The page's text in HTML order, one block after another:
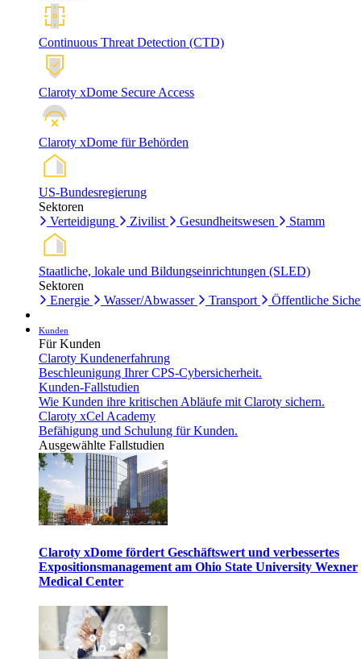
Continuous Threat Detection (CTD)
Claroty xDome Secure Access
Claroty xDome für Behörden
US-Bundesregierung
Sektoren
Verteidigung
Zivilist Gesundheitswesen Stamm
Staatliche, lokale und Bildungseinrichtungen (SLED)
Sektoren
Energie
Wasser/Abwasser Transport Öffentliche
Kunden
Für Kunden
Claroty Kundenerfahrung
Beschleunigung Ihrer CPS-Cybersicherheit.
Kunden-Fallstudien
Wie Kunden ihre kritischen Abläufe mit Claroty sichern.
Claroty xCel Academy
Befähigung und Schulung für Kunden.
Ausgewählte Fallstudien
Claroty xDome fördert Geschäftswert und verbessertes
Expositionsmanagement am Ohio State University Wexner
Medical Center